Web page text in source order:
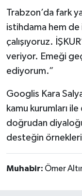
Trabzon’da fark
istihdama hem de
çalışıyoruz.
veriyor. Emeği
ediyorum.”
Googlis Kara
kamu kurumları
doğrudan
desteğin
Muhabir: Ömer